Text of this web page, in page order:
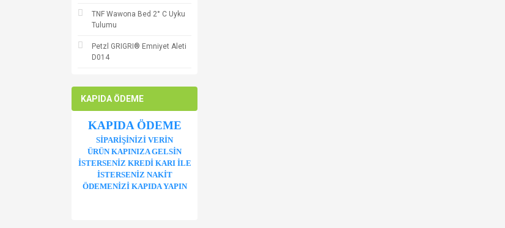
TNF Wawona Bed 2° C Uyku
Tulumu
Petzl GRIGRI® Emniyet Aleti
D014
KAPIDA ÖDEME
KAPIDA ÖDEME
SİPARİŞİNİZİ VERİN
ÜRÜN KAPINIZA GELSİN
İSTERSENİZ KREDİ KARI İLE
İSTERSENİZ NAKİT
ÖDEMENİZİ KAPIDA YAPIN